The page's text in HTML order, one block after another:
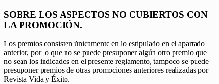
SOBRE LOS ASPECTOS NO CUBIERTOS CON
LA PROMOCIÓN.
Los premios consisten únicamente en lo estipulado en el apartado
anterior, por lo que no se puede presuponer algún otro premio que
no sean los indicados en el presente reglamento, tampoco se puede
presuponer premios de otras promociones anteriores realizadas por
Revista Vida y Éxito.